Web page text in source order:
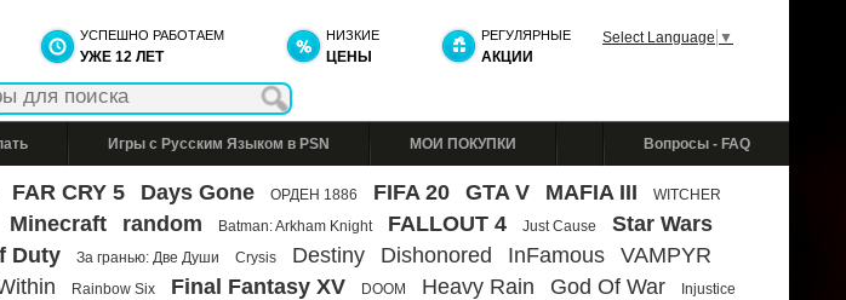
УСПЕШНО РАБОТАЕМ
УЖЕ 12 ЛЕТ
НИЗКИЕ
ЦЕНЫ
РЕГУЛЯРНЫЕ
АКЦИИ
Select Language ▼
Игры с Русским Языком в PSN МОИ ПОКУПКИ Вопросы - FAQ
FAR CRY 5 Days Gone ОРДЕН 1886 FIFA 20 GTA V MAFIA III WITCHER
Minecraft random Batman: Arkham Knight FALLOUT 4 Just Cause
Star Wars
Duty За гранью: Две Души Crysis Destiny Dishonored InFamous
VAMPYR
Rainbow Six Final Fantasy XV DOOM Heavy Rain God Of War
Injustice